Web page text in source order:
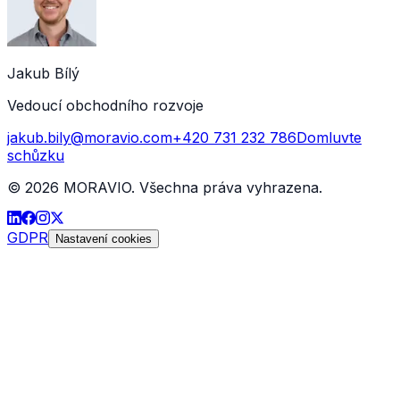
Jakub Bílý
Vedoucí obchodního rozvoje
jakub.bily@moravio.com+420 731 232 786Domluvte
schůzku
© 2026 MORAVIO. Všechna práva vyhrazena.
GDPR Nastavení cookies